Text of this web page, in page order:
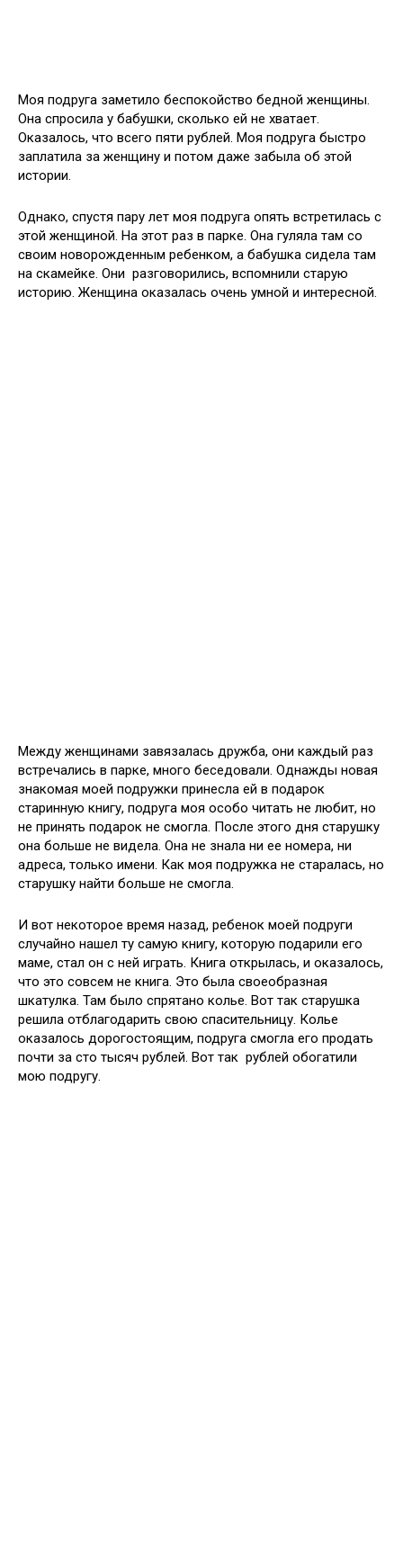
Моя подруга заметило беспокойство бедной женщины.
Она спросила у бабушки, сколько ей не хватает.
Оказалось, что всего пяти рублей. Моя подруга быстро
заплатила за женщину и потом даже забыла об этой
истории.
Однако, спустя пару лет моя подруга опять встретилась с
этой женщиной. На этот раз в парке. Она гуляла там со
своим новорожденным ребенком, а бабушка сидела там
на скамейке. Они разговорились, вспомнили старую
историю. Женщина оказалась очень умной и интересной.
Между женщинами завязалась дружба, они каждый раз
встречались в парке, много беседовали. Однажды новая
знакомая моей подружки принесла ей в подарок
старинную книгу, подруга моя особо читать не любит, но
не принять подарок не смогла. После этого дня старушку
она больше не видела. Она не знала ни ее номера, ни
адреса, только имени. Как моя подружка не старалась, но
старушку найти больше не смогла.
И вот некоторое время назад, ребенок моей подруги
случайно нашел ту самую книгу, которую подарили его
маме, стал он с ней играть. Книга открылась, и оказалось,
что это совсем не книга. Это была своеобразная
шкатулка. Там было спрятано колье. Вот так старушка
решила отблагодарить свою спасительницу. Колье
оказалось дорогостоящим, подруга смогла его продать
почти за сто тысяч рублей. Вот так рублей обогатили
мою подругу.